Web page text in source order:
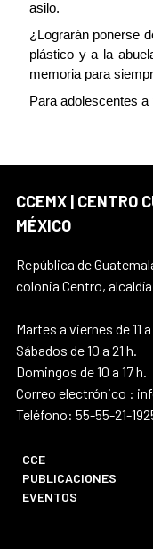
asilo.
¿Lograrán ponerse
plástico y a la
memoria para
Para adolescentes a
CCEMX | CENTRO
MÉXICO
República de
colonia Centro,
Martes a viernes de 11 a
Sábados de 10 a 21 h.
Domingos de 10 a 17 h.
Correo electrónico :
Teléfono: 55-55-21-
CCE
PUBLICACIONES
EVENTOS